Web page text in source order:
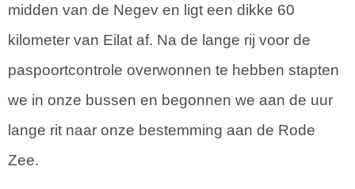
midden van de Negev en ligt een dikke 60
kilometer van Eilat af. Na de lange rij voor de
paspoortcontrole overwonnen te hebben stapten
we in onze bussen en begonnen we aan de uur
lange rit naar onze bestemming aan de Rode
Zee.